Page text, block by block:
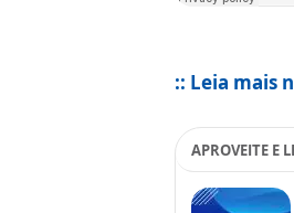
:: Leia mais
APROVEITE E